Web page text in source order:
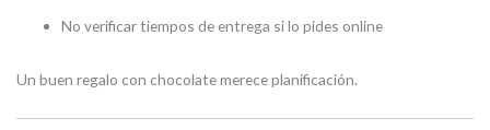
No verificar tiempos de entrega si lo pides online
Un buen regalo con chocolate merece planificación.